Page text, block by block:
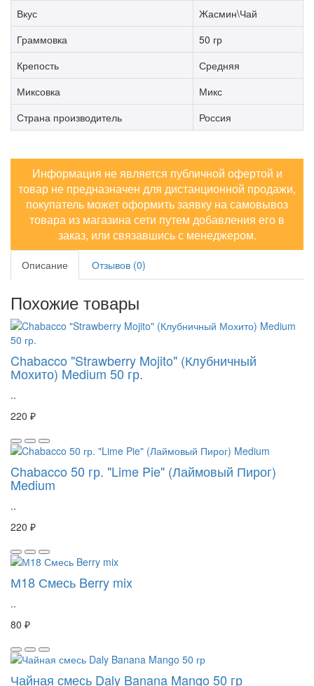
Вкус
Жасмин\Чай
Граммовка
50 гр
Крепость
Средняя
Миксовка
Микс
Страна производитель
Россия
Информация не является публичной офертой и
товар не предназначен для дистанционной продажи,
покупатель может оформить заявку на самовывоз
товара из магазина сети путем добавления его в
заказ, или связавшись с менеджером.
Описание Отзывов (0)
Похожие товары
Chabacco "Strawberry Mojito" (Клубничный
Мохито) Medium 50 гр.
..
220 ₽
Chabacco 50 гр. "Lime Pie" (Лаймовый Пирог)
Medium
..
220 ₽
М18 Смесь Berry mix
..
80 ₽
Чайная смесь Daly Banana Mango 50 гр